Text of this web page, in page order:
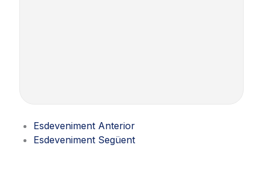
Esdeveniment Anterior
Esdeveniment Següent